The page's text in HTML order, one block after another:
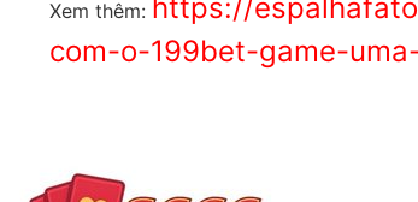
Xem thêm: https://
com-o-199bet-game-